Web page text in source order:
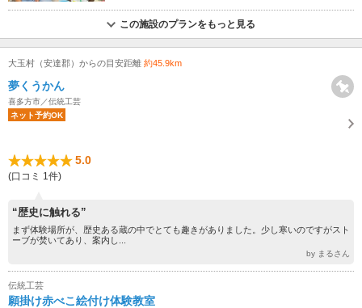
この施設のプランをもっと見る
大玉村（安達郡）からの目安距離 約45.9km
夢くうかん
喜多方市／伝統工芸
ネット予約OK
5.0
(口コミ 1件)
“歴史に触れる”
まず体験場所が、歴史ある蔵の中でとても趣きがありました。少し寒いのですがスト
ーブが焚いてあり、案内し...
by まるさん
伝統工芸
願掛け赤べこ絵付け体験教室